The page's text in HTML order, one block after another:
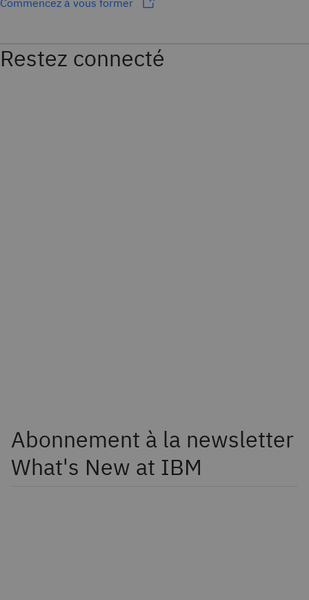
Restez connecté
Abonnement à la newsletter
What's New at IBM